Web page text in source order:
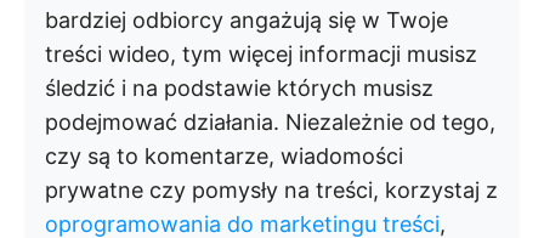
bardziej odbiorcy angażują się w Twoje
treści wideo, tym więcej informacji musisz
śledzić i na podstawie których musisz
podejmować działania. Niezależnie od tego,
czy są to komentarze, wiadomości
prywatne czy pomysły na treści, korzystaj z
oprogramowania do marketingu treści,